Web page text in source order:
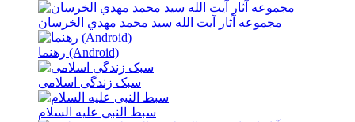
مجموعه آثار آيت الله سيد محمد مهدي الخرسان
رهنما (Android)
سبک زندگى اسلامى
سبط النبی علیه السلام